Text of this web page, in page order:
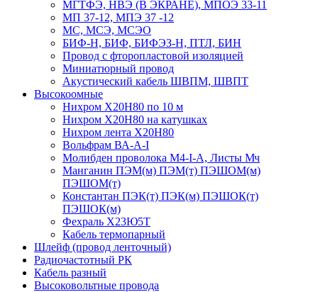
МГТФЭ, НВЭ (В ЭКРАНЕ), МПОЭ 33-11
МП 37-12, МПЭ 37 -12
МС, МСЭ, МСЭО
БИФ-Н, БИФ, БИФЭЗ-Н, ПТЛ, БИН
Провод с фторопластовой изоляцией
Миниатюрный провод
Акустический кабель ШВПМ, ШВПТ
Высокоомные
Нихром Х20Н80 по 10 м
Нихром Х20Н80 на катушках
Нихром лента Х20Н80
Вольфрам ВА-А-I
Молибден проволока М4-I-А, Листы Мч
Манганин ПЭМ(м) ПЭМ(т) ПЭШОМ(м)
ПЭШОМ(т)
Константан ПЭК(т) ПЭК(м) ПЭШОК(т)
ПЭШОК(м)
Фехраль Х23Ю5Т
Кабель термопарный
Шлейф (провод ленточный)
Радиочастотный РК
Кабель разный
Высоковольтные провода